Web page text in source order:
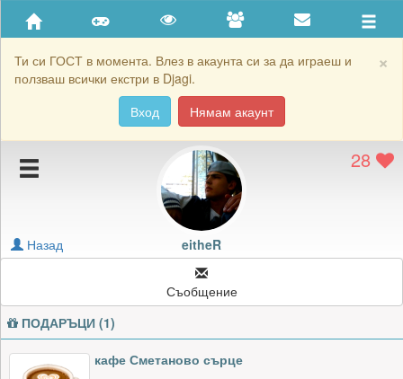
×
Ти си ГОСТ в момента. Влез в акаунта си за да играеш и
ползваш всички екстри в Djagi.
Вход
Нямам акаунт
Приятели
Хронология на игри
Подаръците на eitheR
Картичките на eitheR
Блокирай eitheR
28
eitheR
Назад
Съобщение
ПОДАРЪЦИ (1)
кафе Сметаново сърце